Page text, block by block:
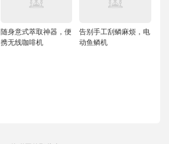
随身意式萃取神器，便
携无线咖啡机
告别手工刮鳞麻烦，电
动鱼鳞机